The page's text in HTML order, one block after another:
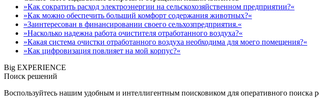
»Как сократить расход электроэнергии на сельскохозяйственном предприятии?«
»Как можно обеспечить больший комфорт содержания животных?«
»Заинтересован в финансировании своего сельхозпредприятия.«
»Насколько надежна работа очистителя отработанного воздуха?«
»Какая система очистки отработанного воздуха необходима для моего помещения?«
»Как цифровизация повлияет на мой корпус?«
Big EXPERIENCE
Поиск решений
Воспользуйтесь нашим удобным и интеллигентным поисковиком для оперативного